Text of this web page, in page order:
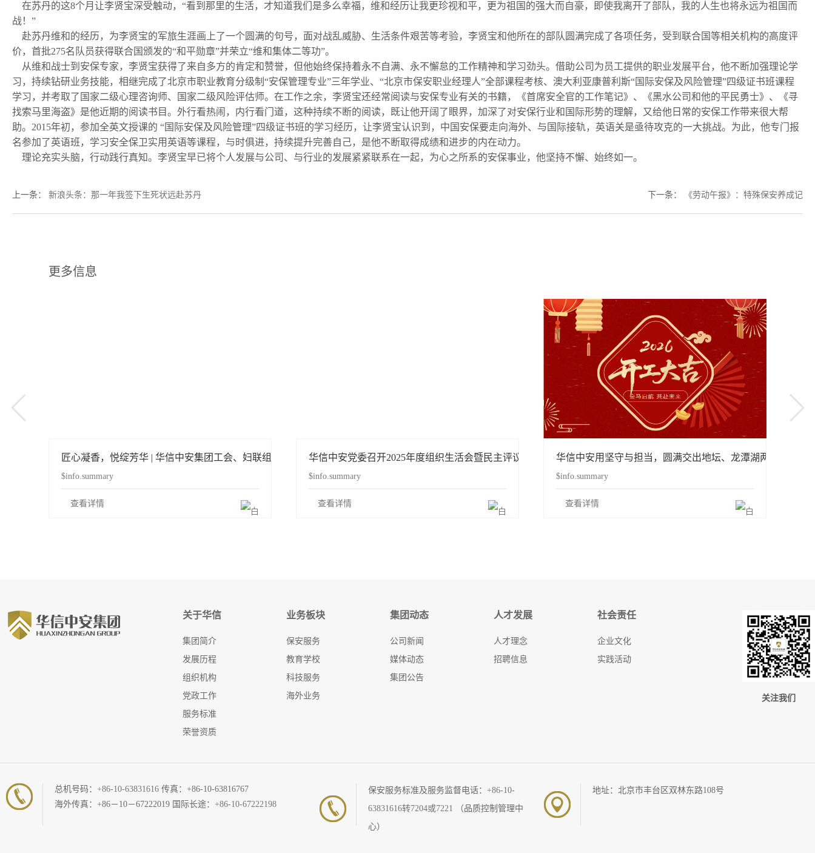
在苏丹的这8个月让李贤宝深受触动，“看到那里的生活，才知道我们是多么幸福，维和经历让我更珍视和平，更为祖国的强大而自豪，即使我离开了部队，我的人生也将永远为祖国而
战！”
赴苏丹维和的经历，为李贤宝的军旅生涯画上了一个圆满的句号，面对战乱威胁、生活条件艰苦等考验，李贤宝和他所在的部队圆满完成了各项任务，受到联合国等相关机构的高度评
价，首批275名队员获得联合国颁发的“和平勋章”并荣立“维和集体二等功”。
从维和战士到安保专家，李贤宝获得了来自多方的肯定和赞誉，但他始终保持着永不自满、永不懈怠的工作精神和学习劲头。借助公司为员工提供的职业发展平台，他不断加强理论学
习，持续钻研业务技能，相继完成了北京市职业教育分级制“安保管理专业”三年学业、“北京市保安职业经理人”全部课程考核、澳大利亚康普利斯“国际安保及风险管理”四级证书班课程
学习，并考取了国家二级心理咨询师、国家二级风险评估师。在工作之余，李贤宝还经常阅读与安保专业有关的书籍，《首席安全官的工作笔记》、《黑水公司和他的平民勇士》、《寻
找索马里海盗》是他近期的阅读书目。外行看热闹，内行看门道，这种持续不断的阅读，既让他开阔了眼界，加深了对安保行业和国际形势的理解，又给他日常的安保工作带来很大帮
助。2015年初，参加全英文授课的 “国际安保及风险管理”四级证书班的学习经历，让李贤宝认识到，中国安保要走向海外、与国际接轨，英语关是亟待攻克的一大挑战。为此，他专门报
名参加了英语班，学习安全保卫实用英语等课程，与时俱进，持续提升完善自己，是他不断取得成绩和进步的内在动力。
理论充实头脑，行动践行真知。李贤宝早已将个人发展与公司、与行业的发展紧紧联系在一起，为心之所系的安保事业，他坚持不懈、始终如一。
上一条： 新浪头条：那一年我签下生死状远赴苏丹 下一条： 《劳动午报》：特殊保安养成记
更多信息
匠心凝香，悦绽芳华 | 华信中安集团工会、妇联组织“三八”国际劳动妇女节干花滴胶手工活动
$info.summary
查看详情
华信中安党委召开2025年度组织生活会暨民主评议党员会议
$info.summary
查看详情
华信中安用坚守与担当，圆满交出地坛、龙潭湖两大庙会“平
$info.summary
查看详情
关于华信
集团简介
发展历程
组织机构
党政工作
服务标准
荣誉资质
业务板块
保安服务
教育学校
科技服务
海外业务
集团动态
公司新闻
媒体动态
集团公告
人才发展
人才理念
招聘信息
社会责任
企业文化
实践活动
关注我们
总机号码： +86-10-63831616 传真：+86-10-63816767
海外传真：+86－10－67222019 国际长途： +86-10-67222198
保安服务标准及服务监督电话：+86-10-
63831616转7204或7221
（品质控制管理中
心）
地址：北京市丰台区双林东路108号